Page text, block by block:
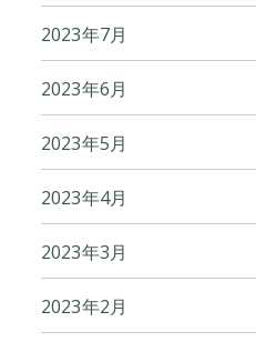
2023年7月
2023年6月
2023年5月
2023年4月
2023年3月
2023年2月